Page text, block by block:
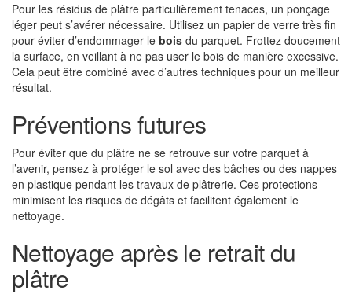
Pour les résidus de plâtre particulièrement tenaces, un ponçage
léger peut s’avérer nécessaire. Utilisez un papier de verre très fin
pour éviter d’endommager le bois du parquet. Frottez doucement
la surface, en veillant à ne pas user le bois de manière excessive.
Cela peut être combiné avec d’autres techniques pour un meilleur
résultat.
Préventions futures
Pour éviter que du plâtre ne se retrouve sur votre parquet à
l’avenir, pensez à protéger le sol avec des bâches ou des nappes
en plastique pendant les travaux de plâtrerie. Ces protections
minimisent les risques de dégâts et facilitent également le
nettoyage.
Nettoyage après le retrait du
plâtre